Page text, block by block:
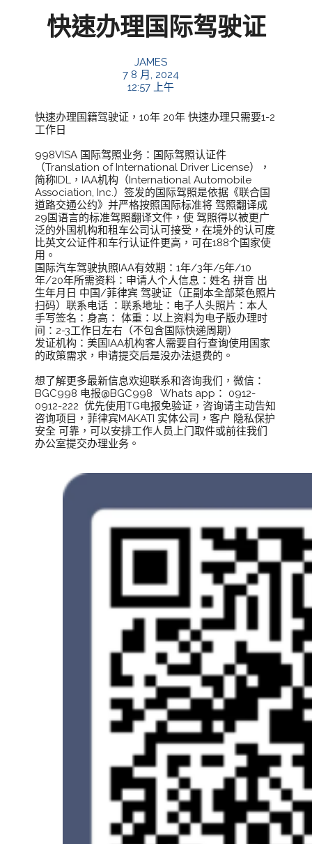
快速办理国际驾驶证
JAMES
7 8 月, 2024
12:57 上午
快速办理国籍驾驶证，10年 20年 快速办理只需要1-2
工作日
998VISA 国际驾照业务：国际驾照认证件
（Translation of International Driver License），
简称IDL，IAA机构（International Automobile
Association, Inc.）签发的国际驾照是依据《联合国
道路交通公约》并严格按照国际标准将 驾照翻译成
29国语言的标准驾照翻译文件，使 驾照得以被更广
泛的外国机构和租车公司认可接受，在境外的认可度
比英文公证件和车行认证件更高，可在188个国家使
用。
国际汽车驾驶执照IAA有效期：1年/3年/5年/10
年/20年所需资料：申请人个人信息：姓名 拼音 出
生年月日 中国/菲律宾 驾驶证（正副本全部菜色照片
扫码）联系电话 ：联系地址：电子人头照片：本人
手写签名：身高： 体重：以上资料为电子版办理时
间：2-3工作日左右（不包含国际快递周期）
发证机构：美国IAA机构客人需要自行查询使用国家
的政策需求，申请提交后是没办法退费的。
想了解更多最新信息欢迎联系和咨询我们，微信：
BGC998 电报@BGC998   Whats app： 0912-
0912-222  优先使用TG电报免验证，咨询请主动告知
咨询项目，菲律宾MAKATI 实体公司，客户 隐私保护
安全 可靠，可以安排工作人员上门取件或前往我们
办公室提交办理业务。